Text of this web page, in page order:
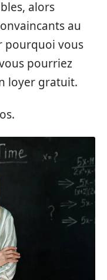
alors
au
pourquoi vous
pourriez
loyer gratuit.